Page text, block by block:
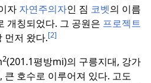
자 자연주의자인 짐 코벳의 이름
개칭되었다. 그 공원은 프로젝트
먼저 왔다.[2]
2(201.1평방mi)의 구릉지대, 강가
큰 호수로 이루어져 있다. 고도